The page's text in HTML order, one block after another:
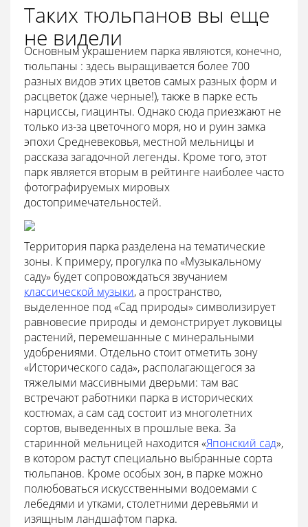
Таких тюльпанов вы еще
не видели
Основным украшением парка являются, конечно,
тюльпаны : здесь выращивается более 700
разных видов этих цветов самых разных форм и
расцветок (даже черные!), также в парке есть
нарциссы, гиацинты. Однако сюда приезжают не
только из-за цветочного моря, но и руин замка
эпохи Средневековья, местной мельницы и
рассказа загадочной легенды. Кроме того, этот
парк является вторым в рейтинге наиболее часто
фотографируемых мировых
достопримечательностей.
Территория парка разделена на тематические
зоны. К примеру, прогулка по «Музыкальному
саду» будет сопровождаться звучанием
классической музыки, а пространство,
выделенное под «Сад природы» символизирует
равновесие природы и демонстрирует луковицы
растений, перемешанные с минеральными
удобрениями. Отдельно стоит отметить зону
«Исторического сада», располагающегося за
тяжелыми массивными дверьми: там вас
встречают работники парка в исторических
костюмах, а сам сад состоит из многолетних
сортов, выведенных в прошлые века. За
старинной мельницей находится «Японский сад»,
в котором растут специально выбранные сорта
тюльпанов. Кроме особых зон, в парке можно
полюбоваться искусственными водоемами с
лебедями и утками, столетними деревьями и
изящным ландшафтом парка.